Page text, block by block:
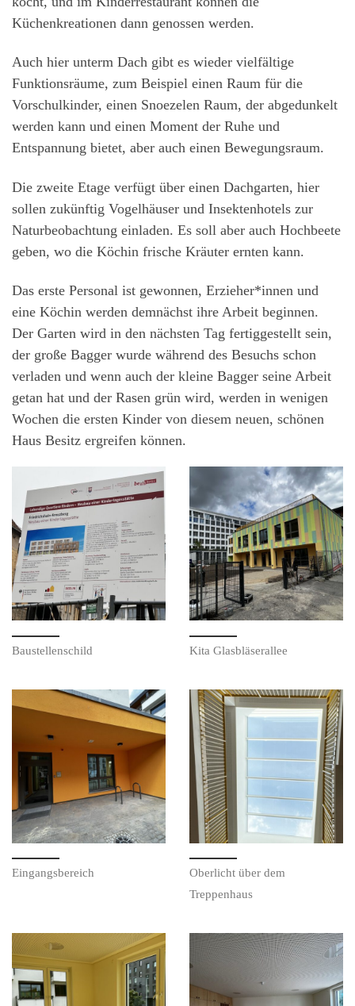
Küchenkreationen dann genossen werden.
Auch hier unterm Dach gibt es wieder vielfältige
Funktionsräume, zum Beispiel einen Raum für die
Vorschulkinder, einen Snoezelen Raum, der abgedunkelt
werden kann und einen Moment der Ruhe und
Entspannung bietet, aber auch einen Bewegungsraum.
Die zweite Etage verfügt über einen Dachgarten, hier
sollen zukünftig Vogelhäuser und Insektenhotels zur
Naturbeobachtung einladen. Es soll aber auch Hochbeete
geben, wo die Köchin frische Kräuter ernten kann.
Das erste Personal ist gewonnen, Erzieher*innen und
eine Köchin werden demnächst ihre Arbeit beginnen.
Der Garten wird in den nächsten Tag fertiggestellt sein,
der große Bagger wurde während des Besuchs schon
verladen und wenn auch der kleine Bagger seine Arbeit
getan hat und der Rasen grün wird, werden in wenigen
Wochen die ersten Kinder von diesem neuen, schönen
Haus Besitz ergreifen können.
Baustellenschild Kita Glasbläserallee
Eingangsbereich
Oberlicht über dem
Treppenhaus